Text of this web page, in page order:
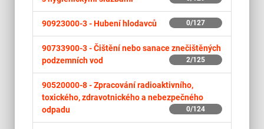
90923000-3 -Hubení hlodavců 0/127
90733900-3 -Čištění nebo sanace znečištěných
podzemních vod
2/125
90520000-8 -Zpracování radioaktivního,
toxického, zdravotnického a nebezpečného
odpadu
0/124